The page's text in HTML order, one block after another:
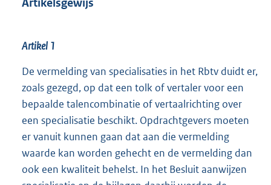
Artikel 1
De vermelding van specialisaties in het Rbtv duidt er,
zoals gezegd, op dat een tolk of vertaler voor een
bepaalde talencombinatie of vertaalrichting over
een specialisatie beschikt. Opdrachtgevers moeten
er vanuit kunnen gaan dat aan die vermelding
waarde kan worden gehecht en de vermelding dan
ook een kwaliteit behelst. In het Besluit aanwijzen